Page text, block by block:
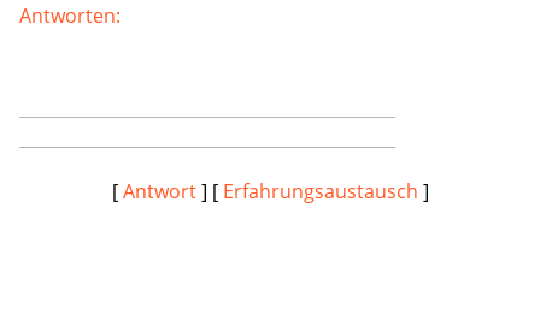
Antworten:
[Antwort] [ Erfahrungsaustausch ]